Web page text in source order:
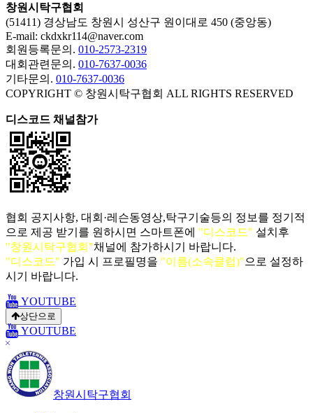
사
이
트
정
보
창원시탁구협회
(51411) 경상남도 창원시 성산구 원이대로 450 (중앙동)
E-mail: ckdxkr114@naver.com
회원등록문의. 010-2573-2319
대회관련문의. 010-7637-0036
기타문의. 010-7637-0036
COPYRIGHT © 창원시탁구협회 ALL RIGHTS RESERVED
디스코드 채널참가
협회 공지사항, 대회·레슨동영상,탁구기술등의 정보를 정기적
으로 제공 받기를 원하시면 스마트폰에 "디스코드" 설치후
"창원시탁구협회"채널에 참가하시기 바랍니다.
"디스코드" 가입 시 프로필명을 "이름(소속클럽)"으로 설정하
시기 바랍니다.
YOUTUBE
상단으로
YOUTUBE
닫
기
창원시탁구협회